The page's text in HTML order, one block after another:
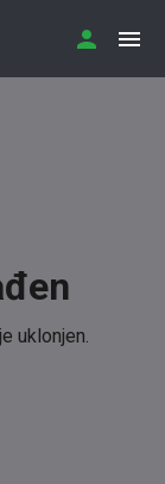
uklonjen.